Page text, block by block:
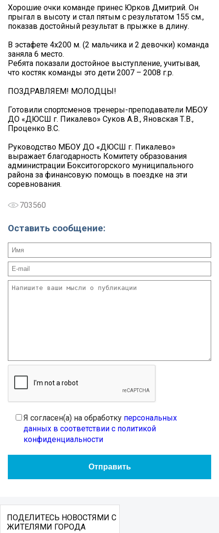
Хорошие очки команде принес Юрков Дмитрий. Он
прыгал в высоту и стал пятым с результатом 155 см.,
показав достойный результат в прыжке в длину.
В эстафете 4х200 м. (2 мальчика и 2 девочки) команда
заняла 6 место.
Ребята показали достойное выступление, учитывая,
что костяк команды это дети 2007 – 2008 г.р.
ПОЗДРАВЛЯЕМ! МОЛОДЦЫ!
Готовили спортсменов тренеры-преподаватели МБОУ
ДО «ДЮСШ г. Пикалево» Суков А.В., Яновская Т.В.,
Проценко В.С.
Руководство МБОУ ДО «ДЮСШ г. Пикалево»
выражает благодарность Комитету образования
администрации Бокситогорского муниципального
района за финансовую помощь в поездке на эти
соревнования.
703560
Оставить сообщение:
Я согласен(а) на обработку персональных
данных в соответствии с политикой
конфиденциальности
ПОДЕЛИТЕСЬ НОВОСТЯМИ С
ЖИТЕЛЯМИ ГОРОДА